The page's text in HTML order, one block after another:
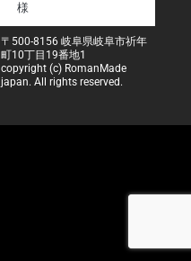
様
〒500-8156 岐阜県岐阜市祈年
町10丁目19番地1
copyright (c) RomanMade
japan. All rights reserved.